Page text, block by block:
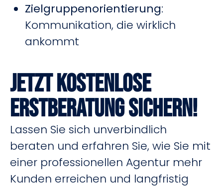
Zielgruppenorientierung:
Kommunikation, die wirklich
ankommt
Jetzt kostenlose
Erstberatung sichern!
Lassen Sie sich unverbindlich
beraten und erfahren Sie, wie Sie mit
einer professionellen Agentur mehr
Kunden erreichen und langfristig